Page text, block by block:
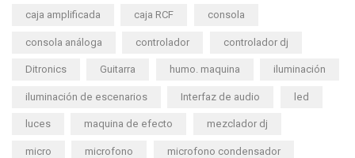
caja amplificada caja RCF consola
consola análoga controlador controlador dj
Ditronics Guitarra humo. maquina iluminación
iluminación de escenarios Interfaz de audio led
luces maquina de efecto mezclador dj
micro microfono microfono condensador